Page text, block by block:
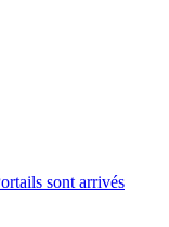
sont arrivés